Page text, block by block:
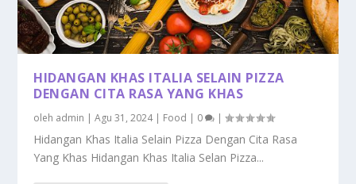
HIDANGAN KHAS ITALIA SELAIN PIZZA
DENGAN CITA RASA YANG KHAS
oleh admin |Agu 31, 2024| Food | 0 |
Hidangan Khas Italia Selain Pizza Dengan Cita Rasa
Yang Khas Hidangan Khas Italia Selan Pizza...